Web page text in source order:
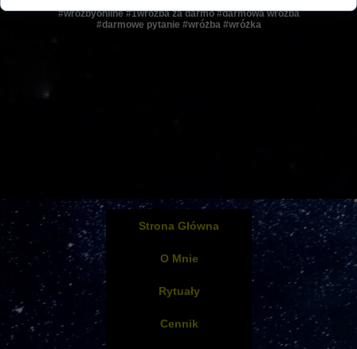
#wróżbyonline #1wróżba za darmo #darmowa wróżba
#darmowe pytanie #wróżba #wróżka
Strona Główna
O Mnie
Rytuały
Cennik